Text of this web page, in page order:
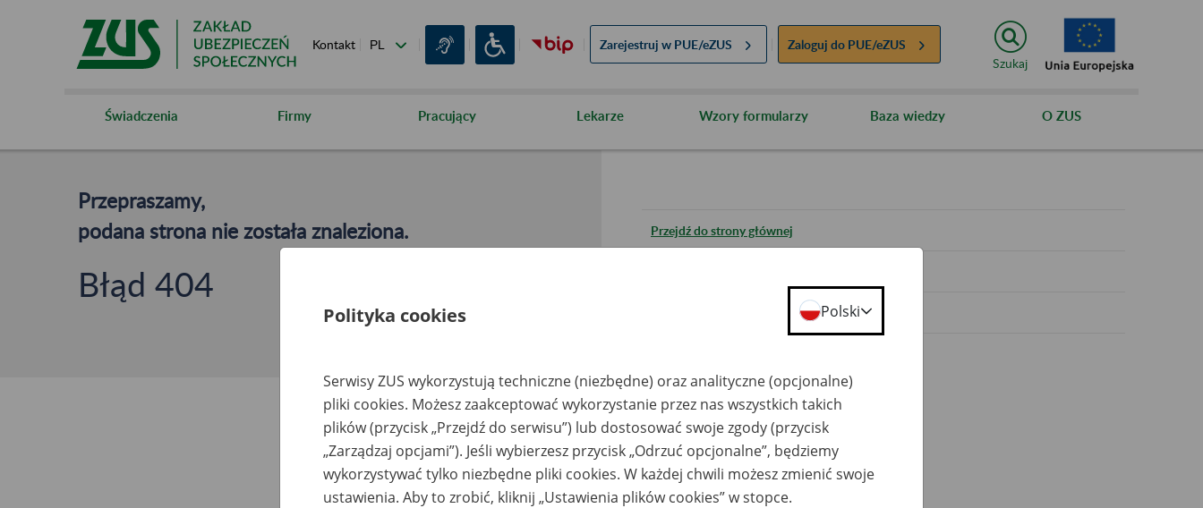
Kontakt Zarejestruj w PUE/eZUS Zaloguj do PUE/eZUS
Szukaj
Świadczenia Firmy Pracujący Lekarze Wzory formularzy Baza wiedzy O ZUS
Przepraszamy,
podana strona nie została znaleziona.
Błąd 404
Przejdź do strony głównej
Polityka cookies Polski
Serwisy ZUS wykorzystują techniczne (niezbędne) oraz analityczne (opcjonalne)
pliki cookies. Możesz zaakceptować wykorzystanie przez nas wszystkich takich
plików (przycisk „Przejdź do serwisu”) lub dostosować swoje zgody (przycisk
„Zarządzaj opcjami”). Jeśli wybierzesz przycisk „Odrzuć opcjonalne”, będziemy
wykorzystywać tylko niezbędne pliki cookies. W każdej chwili możesz zmienić swoje
ustawienia. Aby to zrobić, kliknij „Ustawienia plików cookies” w stopce.